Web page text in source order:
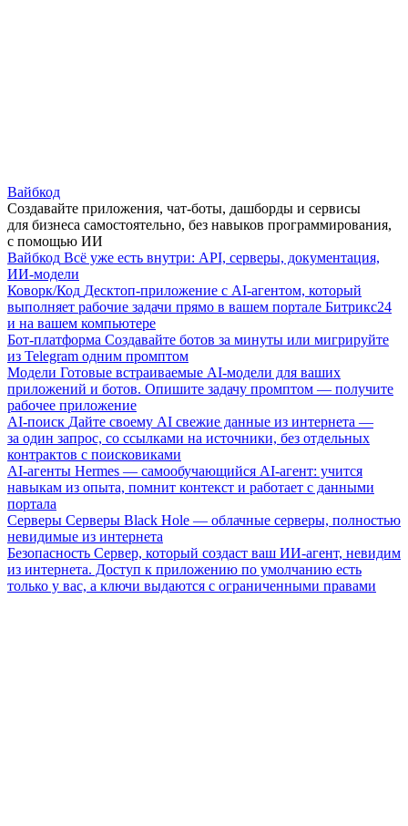
Вайбкод
Создавайте приложения, чат-боты, дашборды и сервисы
для бизнеса самостоятельно, без навыков программирования,
с помощью ИИ
Вайбкод Всё уже есть внутри: API, серверы, документация,
ИИ-модели
Коворк/Код Десктоп-приложение с AI-агентом, который
выполняет рабочие задачи прямо в вашем портале Битрикс24
и на вашем компьютере
Бот-платформа Создавайте ботов за минуты или мигрируйте
из Telegram одним промптом
Модели Готовые встраиваемые AI-модели для ваших
приложений и ботов. Опишите задачу промптом — получите
рабочее приложение
AI-поиск Дайте своему AI свежие данные из интернета —
за один запрос, со ссылками на источники, без отдельных
контрактов с поисковиками
AI-агенты Hermes — самообучающийся AI-агент: учится
навыкам из опыта, помнит контекст и работает с данными
портала
Серверы Серверы Black Hole — облачные серверы, полностью
невидимые из интернета
Безопасность Сервер, который создаст ваш ИИ-агент, невидим
из интернета. Доступ к приложению по умолчанию есть
только у вас, а ключи выдаются с ограниченными правами